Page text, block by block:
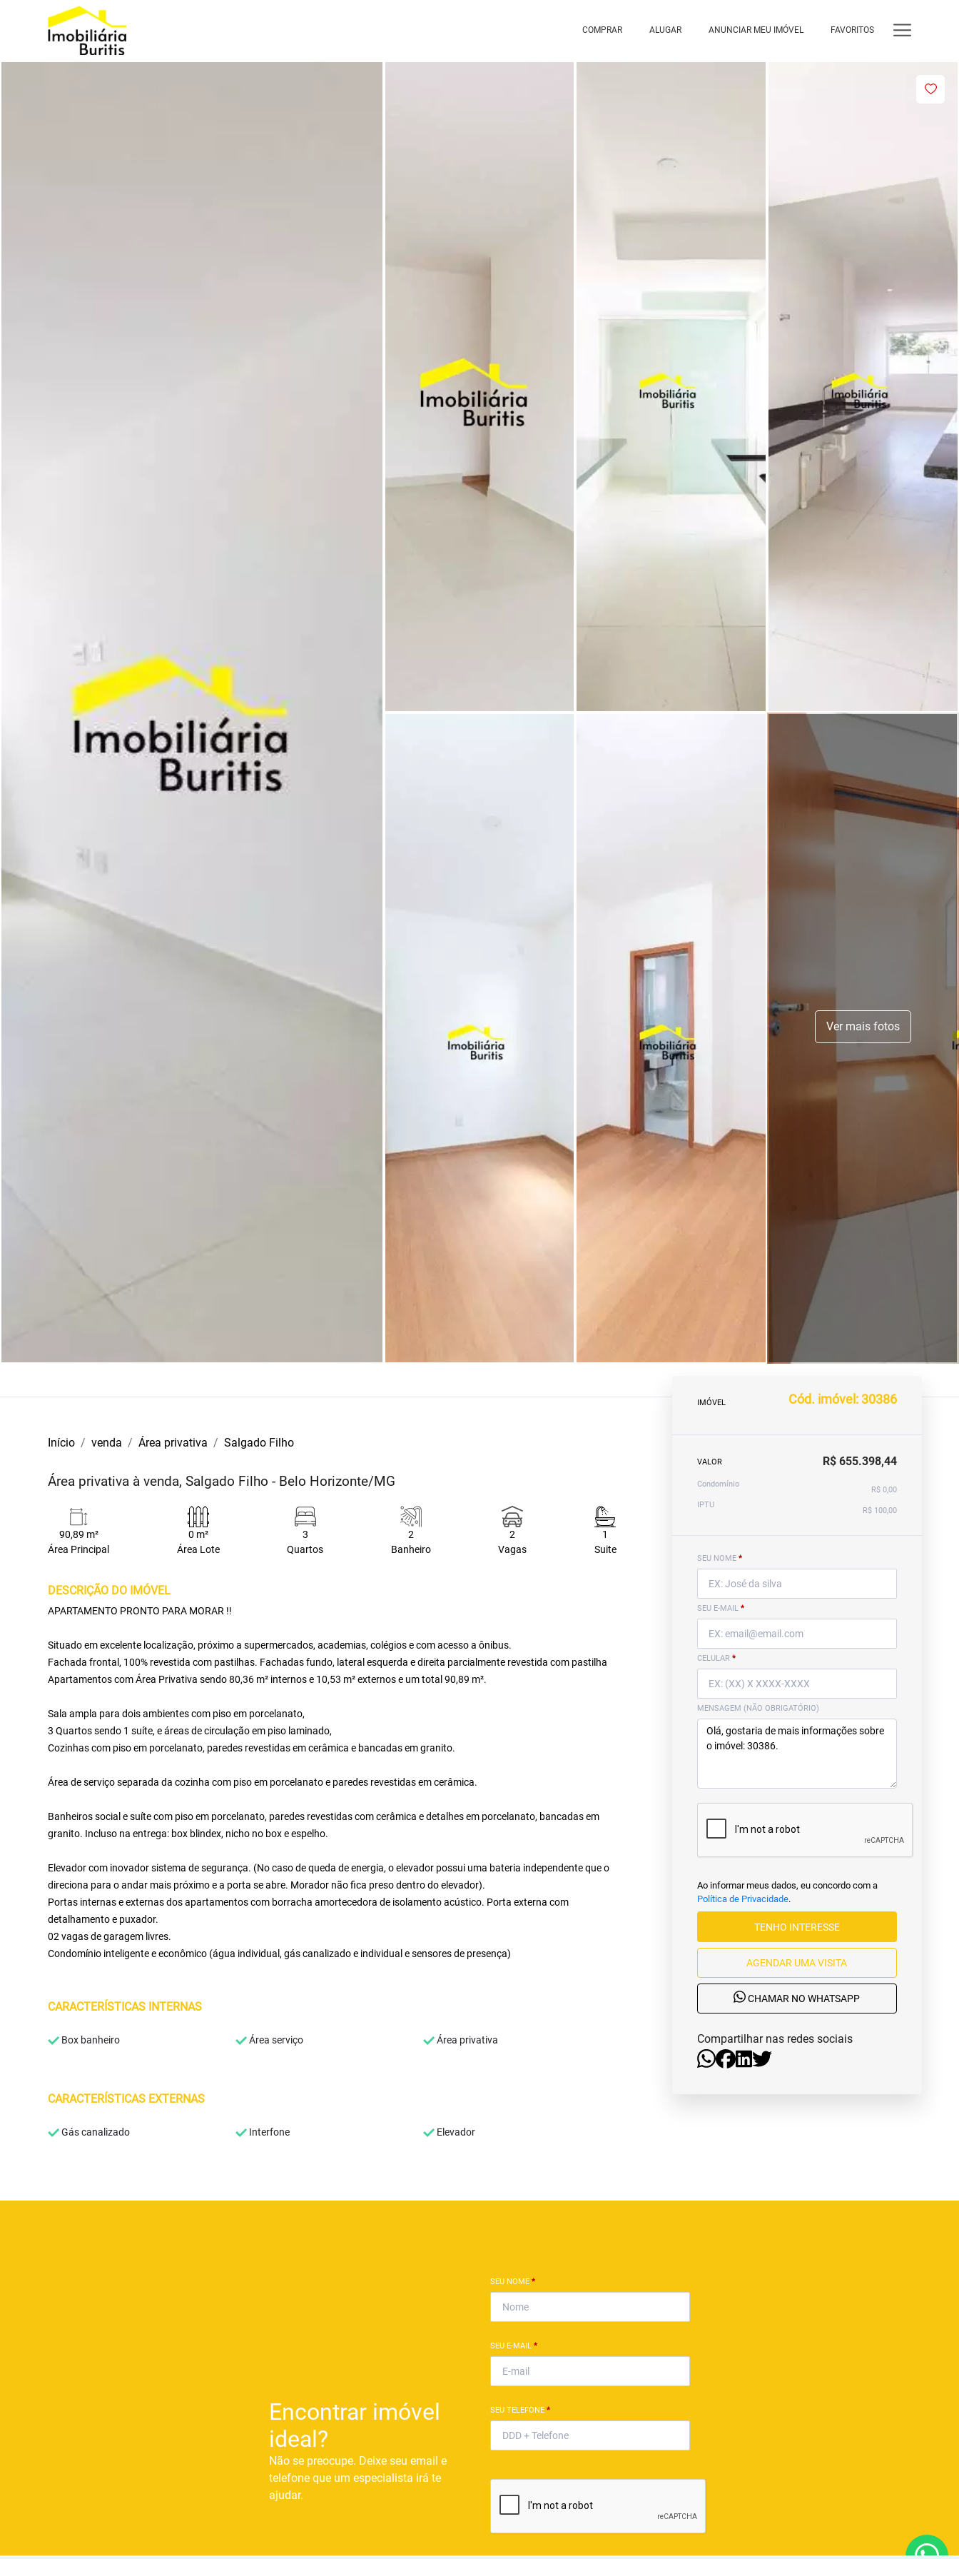
COMPRAR ALUGAR ANUNCIAR MEU IMÓVEL FAVORITOS
Ver mais fotos
Início venda Área privativa Salgado Filho
Área privativa à venda, Salgado Filho - Belo Horizonte/MG
90,89 m²
Área Principal
0 m²
Área Lote
3
Quartos
2
Banheiro
2
Vagas
1
Suite
DESCRIÇÃO DO IMÓVEL
APARTAMENTO PRONTO PARA MORAR !!
Situado em excelente localização, próximo a supermercados, academias, colégios e com acesso a ônibus.
Fachada frontal, 100% revestida com pastilhas. Fachadas fundo, lateral esquerda e direita parcialmente revestida com pastilha
Apartamentos com Área Privativa sendo 80,36 m² internos e 10,53 m² externos e um total 90,89 m².
Sala ampla para dois ambientes com piso em porcelanato,
3 Quartos sendo 1 suíte, e áreas de circulação em piso laminado,
Cozinhas com piso em porcelanato, paredes revestidas em cerâmica e bancadas em granito.
Área de serviço separada da cozinha com piso em porcelanato e paredes revestidas em cerâmica.
Banheiros social e suíte com piso em porcelanato, paredes revestidas com cerâmica e detalhes em porcelanato, bancadas em
granito. Incluso na entrega: box blindex, nicho no box e espelho.
Elevador com inovador sistema de segurança. (No caso de queda de energia, o elevador possui uma bateria independente que o
direciona para o andar mais próximo e a porta se abre. Morador não fica preso dentro do elevador).
Portas internas e externas dos apartamentos com borracha amortecedora de isolamento acústico. Porta externa com
detalhamento e puxador.
02 vagas de garagem livres.
Condomínio inteligente e econômico (água individual, gás canalizado e individual e sensores de presença)
CARACTERÍSTICAS INTERNAS
Box banheiro Área serviço Área privativa
CARACTERÍSTICAS EXTERNAS
Gás canalizado Interfone Elevador
IMÓVEL Cód. imóvel: 30386
VALOR R$ 655.398,44
Condomínio
R$ 0,00
IPTU
R$ 100,00
SEU NOME *
SEU E-MAIL *
CELULAR *
MENSAGEM (NÃO OBRIGATÓRIO)
Ao informar meus dados, eu concordo com a
Política de Privacidade.
TENHO INTERESSE
AGENDAR UMA VISITA
CHAMAR NO WHATSAPP
Compartilhar nas redes sociais
Encontrar imóvel
ideal?
Não se preocupe. Deixe seu email e
telefone que um especialista irá te
ajudar.
SEU NOME *
SEU E-MAIL *
SEU TELEFONE *